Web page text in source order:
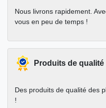
Nous livrons rapidement.
vous en peu de temps !
Produits de qualité
Des produits de qualité des
!